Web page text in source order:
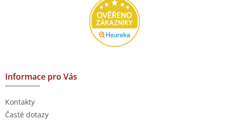
Informace pro Vás
Kontakty
Časté dotazy